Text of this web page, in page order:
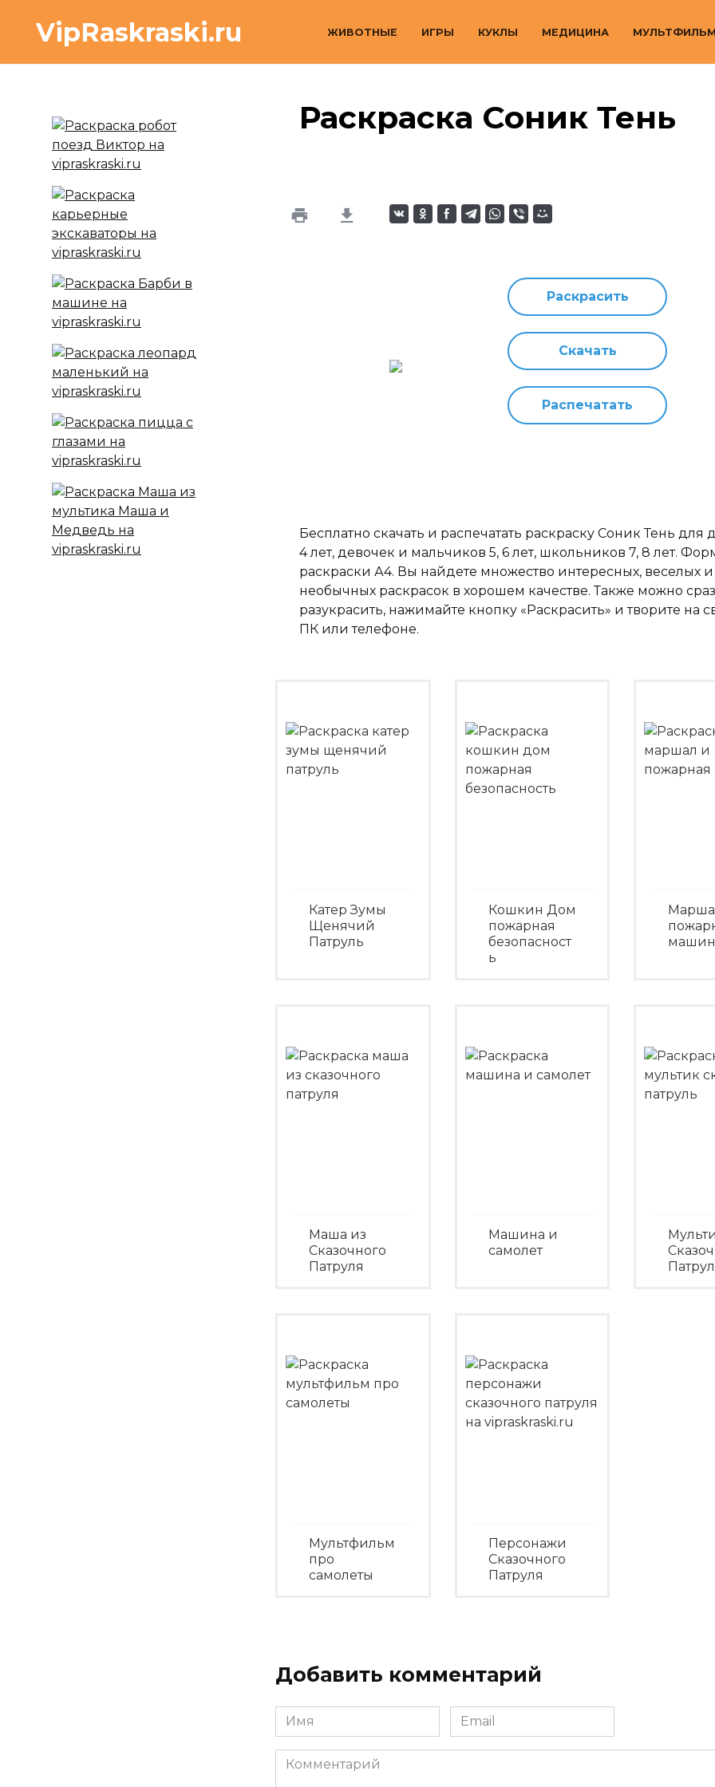
содержанию
VipRaskraski.ru ЖИВОТНЫЕ ИГРЫ КУКЛЫ МЕДИЦИНА
Раскраска Соник Тень
Раскрасить
Скачать
Распечатать
Бесплатно скачать и распечатать раскраску Соник Тень для
4 лет, девочек и мальчиков 5, 6 лет, школьников 7, 8 лет.
раскраски А4. Вы найдете множество интересных, веселых и
необычных раскрасок в хорошем качестве. Также можно
разукрасить, нажимайте кнопку «Раскрасить» и творите на
ПК или телефоне.
Катер Зумы
Щенячий
Патруль
Кошкин Дом
пожарная
безопасност
ь
Маша из
Сказочного
Патруля
Машина и
самолет
Мультфильм
про
самолеты
Персонажи
Сказочного
Патруля
Добавить комментарий
Имя
*
Email
*
Комментарий